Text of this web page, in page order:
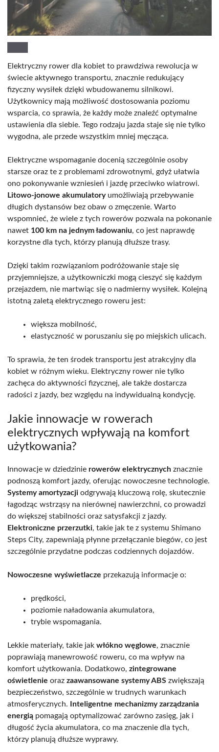
Elektryczny rower dla kobiet to prawdziwa rewolucja w
świecie aktywnego transportu, znacznie redukujący
fizyczny wysiłek dzięki wbudowanemu silnikowi.
Użytkownicy mają możliwość dostosowania poziomu
wsparcia, co sprawia, że każdy może znaleźć optymalne
ustawienia dla siebie. Tego rodzaju jazda staje się nie tylko
wygodna, ale przede wszystkim mniej męcząca.
Elektryczne wspomaganie docenią szczególnie osoby
starsze oraz te z problemami zdrowotnymi, gdyż ułatwia
ono pokonywanie wzniesień i jazdę przeciwko wiatrowi.
Litowo-jonowe akumulatoryumożliwiają przebywanie
długich dystansów bez obaw o zmęczenie. Warto
wspomnieć, że wiele z tych rowerów pozwala na pokonanie
nawet 100 km na jednym ładowaniu, co jest naprawdę
korzystne dla tych, którzy planują dłuższe trasy.
Dzięki takim rozwiązaniom podróżowanie staje się
przyjemniejsze, a użytkowniczki mogą cieszyć się każdym
przejazdem, nie martwiąc się o nadmierny wysiłek. Kolejną
istotną zaletą elektrycznego roweru jest:
większa mobilność,
elastyczność w poruszaniu się po miejskich ulicach.
To sprawia, że ten środek transportu jest atrakcyjny dla
kobiet w różnym wieku. Elektryczny rower nie tylko
zachęca do aktywności fizycznej, ale także dostarcza
radości z jazdy, bez względu na indywidualną kondycję.
Jakie innowacje w rowerach
elektrycznych wpływają na komfort
użytkowania?
Innowacje w dziedzinie rowerów elektrycznych znacznie
podnoszą komfort jazdy, oferując nowoczesne technologie.
Systemy amortyzacji odgrywają kluczową rolę, skutecznie
łagodząc wstrząsy na nierównej nawierzchni, co prowadzi
do większej stabilności oraz satysfakcji z jazdy.
Elektroniczne przerzutki, takie jak te z systemu Shimano
Steps City, zapewniają płynne przełączanie biegów, co jest
szczególnie przydatne podczas codziennych dojazdów.
Nowoczesne wyświetlacze przekazują informacje o:
prędkości,
poziomie naładowania akumulatora,
trybie wspomagania.
Lekkie materiały, takie jak włókno węglowe, znacznie
poprawiają manewrowość roweru, co ma wpływ na
komfort użytkowania. Dodatkowo, zintegrowane
oświetlenie oraz zaawansowane systemy ABS zwiększają
bezpieczeństwo, szczególnie w trudnych warunkach
atmosferycznych. Inteligentne mechanizmy zarządzania
energią pomagają optymalizować zarówno zasięg, jak i
długość życia akumulatora, co ma znaczenie dla tych,
którzy planują dłuższe wyprawy.